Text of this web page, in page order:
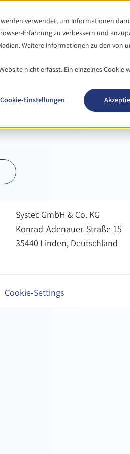
verwendet, um Informationen
Erfahrung zu verbessern und
Weitere Informationen zu den von
nicht erfasst. Ein einzelnes Cookie
Cookie-Einstellungen
Systec GmbH & Co. KG
Konrad-Adenauer-Straße 15
35440 Linden, Deutschland
Cookie-Settings